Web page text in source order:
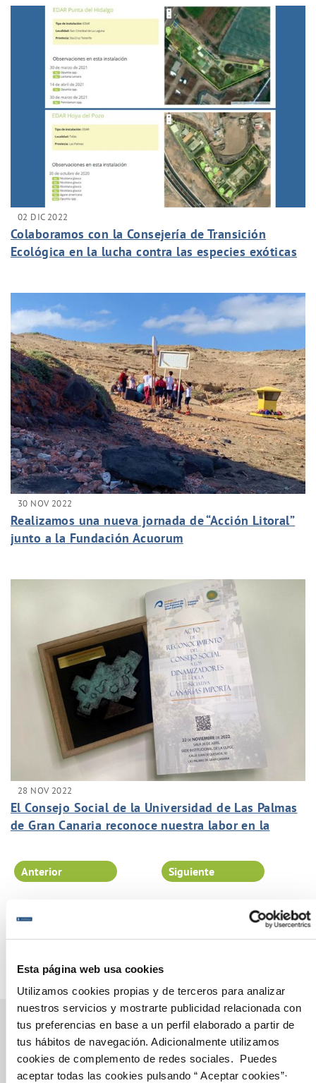
Esta página web usa cookies
Utilizamos cookies propias y de terceros para analizar
nuestros servicios y mostrarte publicidad relacionada con
tus preferencias en base a un perfil elaborado a partir de
tus hábitos de navegación. Adicionalmente utilizamos
cookies de complemento de redes sociales. Puedes
aceptar todas las cookies pulsando “ Aceptar cookies”·
02 DIC 2022
Colaboramos con la Consejería de Transición
Ecológica en la lucha contra las especies exóticas
30 NOV 2022
Realizamos una nueva jornada de “Acción Litoral”
junto a la Fundación Acuorum
28 NOV 2022
El Consejo Social de la Universidad de Las Palmas
de Gran Canaria reconoce nuestra labor en la
Página 19 de 102
Anterior Siguiente
Gestiones Online